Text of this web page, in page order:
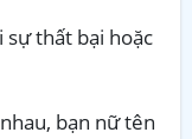
sự thất bại hoặc
bạn nữ tên